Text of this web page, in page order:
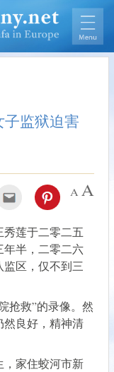
监狱迫害
秀莲于二零二五
年半，二零二六
区，仅不到三
抢救”的录像。然
然良好，精神清
，家住蛟河市新